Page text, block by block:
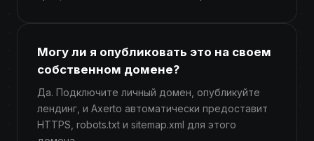
Могу ли я опубликовать это на своем
собственном домене?
Да. Подключите личный домен, опубликуйте
лендинг, и Axerto автоматически предоставит
HTTPS, robots.txt и sitemap.xml для этого